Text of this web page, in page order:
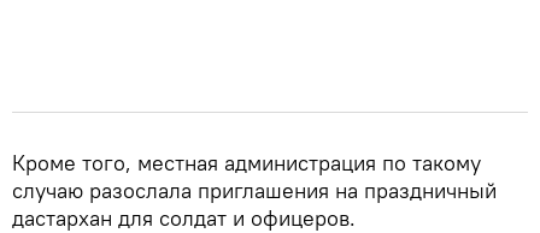
Кроме того, местная администрация по такому
случаю разослала приглашения на праздничный
дастархан для солдат и офицеров.